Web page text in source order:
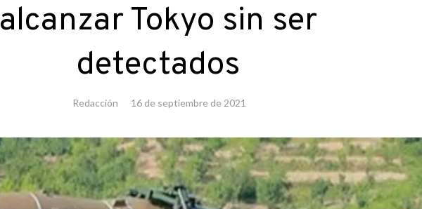
alcanzar Tokyo sin ser
detectados
Redacción 16 de septiembre de 2021